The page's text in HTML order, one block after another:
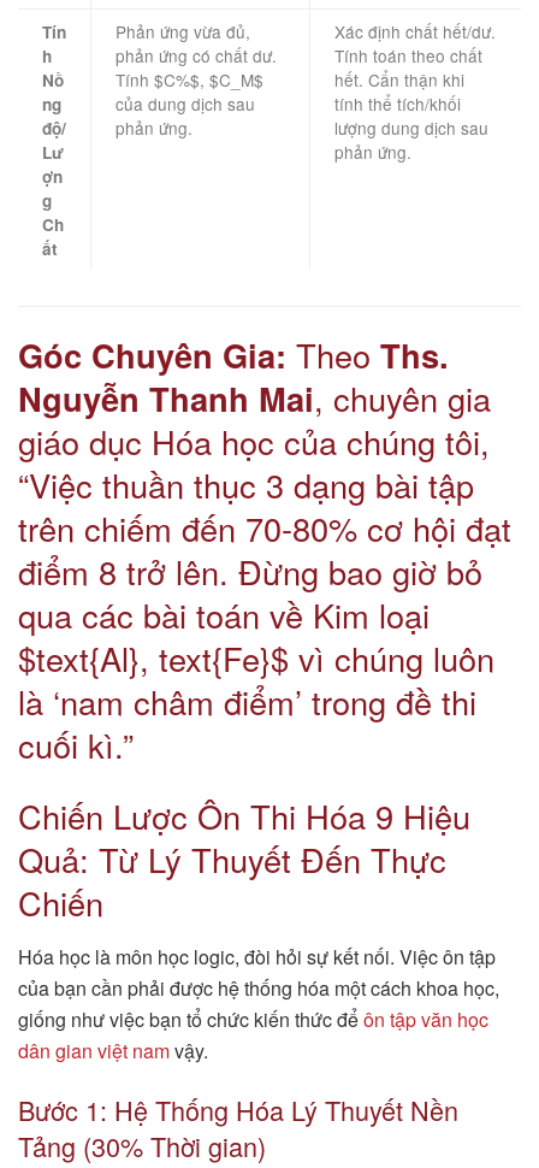
Tín
h
Nồ
ng
độ/
Lư
ợn
g
Ch
ất
Phản ứng vừa đủ,
phản ứng có chất dư.
Tính $C%$, $C_M$
của dung dịch sau
phản ứng.
Xác định chất hết/dư.
Tính toán theo chất
hết. Cẩn thận khi
tính thể tích/khối
lượng dung dịch sau
phản ứng.
Góc Chuyên Gia: Theo Ths.
Nguyễn Thanh Mai, chuyên gia
giáo dục Hóa học của chúng tôi,
“Việc thuần thục 3 dạng bài tập
trên chiếm đến 70-80% cơ hội đạt
điểm 8 trở lên. Đừng bao giờ bỏ
qua các bài toán về Kim loại
$text{Al}, text{Fe}$ vì chúng luôn
là ‘nam châm điểm’ trong đề thi
cuối kì.”
Chiến Lược Ôn Thi Hóa 9 Hiệu
Quả: Từ Lý Thuyết Đến Thực
Chiến
Hóa học là môn học logic, đòi hỏi sự kết nối. Việc ôn tập
của bạn cần phải được hệ thống hóa một cách khoa học,
giống như việc bạn tổ chức kiến thức đểôn tập văn học
dân gian việt namvậy.
Bước 1: Hệ Thống Hóa Lý Thuyết Nền
Tảng (30% Thời gian)